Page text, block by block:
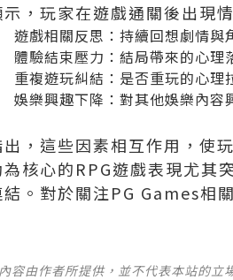
，玩家在遊戲通關後出現
遊戲相關反思：持續回想劇情與
體驗結束壓力：結局帶來的心理
重複遊玩糾結：是否重玩的心理
娛樂興趣下降：對其他娛樂內容
，這些因素相互作用，使
核心的RPG遊戲表現尤其
。對於關注PG Games相
容由作者所提供，並不代表本站的立